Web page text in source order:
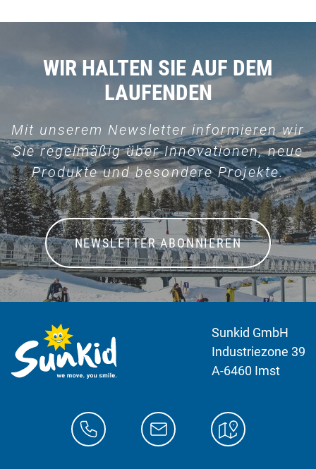
WIR HALTEN SIE AUF DEM
LAUFENDEN
Mit unserem Newsletter informieren wir
Sie regelmäßig über Innovationen, neue
Produkte und besondere Projekte.
NEWSLETTER ABONNIEREN
Sunkid GmbH
Industriezone 39
A-6460 Imst